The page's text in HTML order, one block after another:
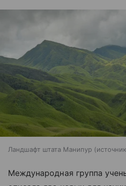
Ландшафт штата Манипур
Международная группа